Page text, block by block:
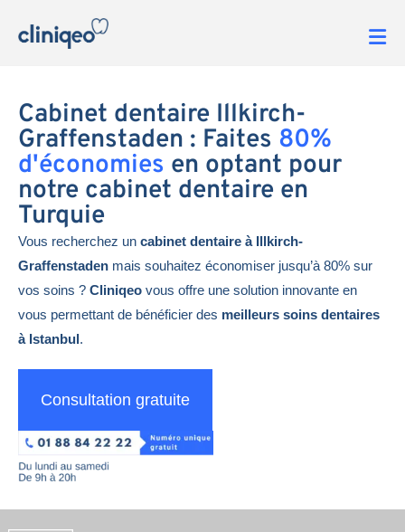
Cabinet dentaire Illkirch-
Graffenstaden : Faites 80%
d'économies en optant pour
notre cabinet dentaire en
Turquie
Vous recherchez un cabinet dentaire à Illkirch-
Graffenstaden mais souhaitez économiser jusqu’à 80% sur
vos soins ? Cliniqeo vous offre une solution innovante en
vous permettant de bénéficier des meilleurs soins dentaires
à Istanbul.
Consultation gratuite